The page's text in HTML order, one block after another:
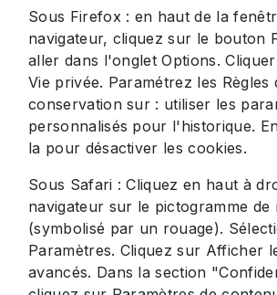
Sous Firefox : en haut de la
navigateur, cliquez sur le bouton
aller dans l'onglet Options.
Vie privée. Paramétrez les Règles
conservation sur : utiliser les
personnalisés pour l'historique.
la pour désactiver les cookies.
Sous Safari : Cliquez en haut à
navigateur sur le pictogramme de
(symbolisé par un rouage).
Paramètres. Cliquez sur Afficher
avancés. Dans la section